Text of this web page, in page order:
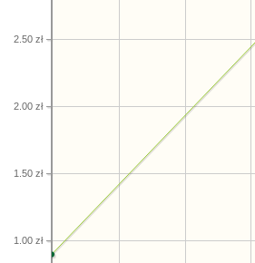
1.00 zł
1.50 zł
2.00 zł
2.50 zł